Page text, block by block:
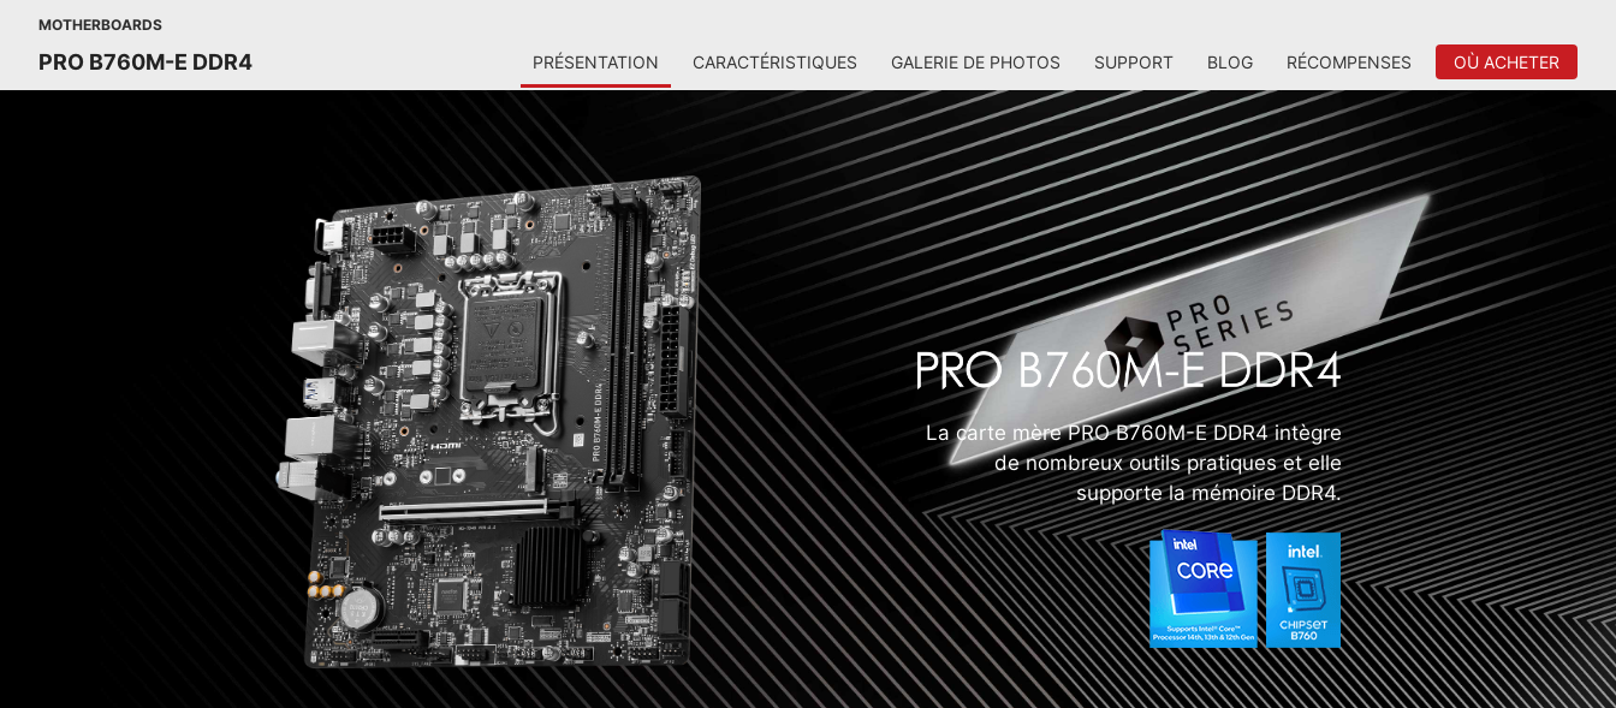
MOTHERBOARDS
PRO B760M-E DDR4 PRÉSENTATION CARACTÉRISTIQUES GALERIE DE PHOTOS SUPPORT BLOG RÉCOMPENSES OÙ ACHETER
La carte mère PRO B760M-E DDR4 intègre
de nombreux outils pratiques et elle
supporte la mémoire DDR4.